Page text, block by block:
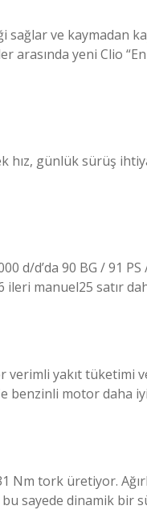
ve kaymadan
arasında yeni Clio
hız, günlük sürüş
d/d’da 90 BG / 91
ileri manuel25 satır
yakıt tüketimi
benzinli motor daha
tork üretiyor.
sayede dinamik bir